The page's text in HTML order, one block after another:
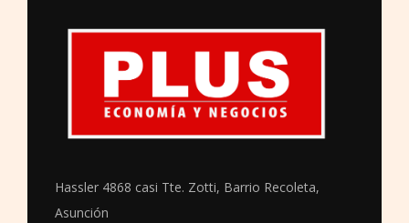
Hassler 4868 casi Tte. Zotti, Barrio Recoleta,
Asunción